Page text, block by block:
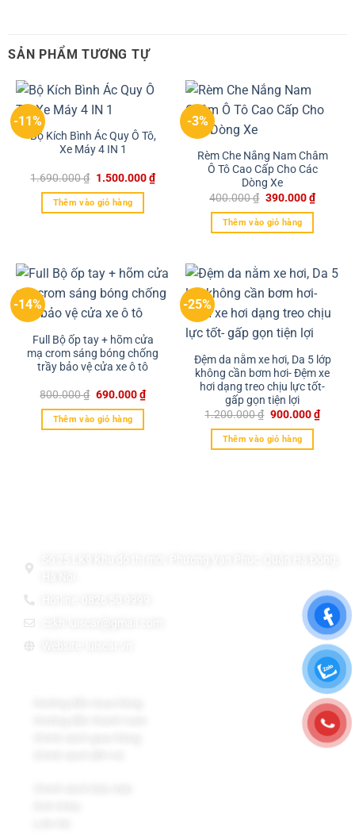
SẢN PHẨM TƯƠNG TỰ
-11%
Bộ Kích Bình Ác Quy Ô Tô,
Xe Máy 4 IN 1
1.690.000₫ 1.500.000₫
Thêm vào giỏ hàng
-3%
Rèm Che Nắng Nam Châm
Ô Tô Cao Cấp Cho Các
Dòng Xe
400.000₫ 390.000₫
Thêm vào giỏ hàng
-14%
Full Bộ ốp tay + hõm cửa
mạ crom sáng bóng chống
trầy bảo vệ cửa xe ô tô
800.000₫ 690.000₫
Thêm vào giỏ hàng
-25%
Đệm da nằm xe hơi, Da 5 lớp
không cần bơm hơi- Đệm xe
hơi dạng treo chịu lực tốt-
gấp gọn tiện lợi
1.200.000₫ 900.000₫
Thêm vào giỏ hàng